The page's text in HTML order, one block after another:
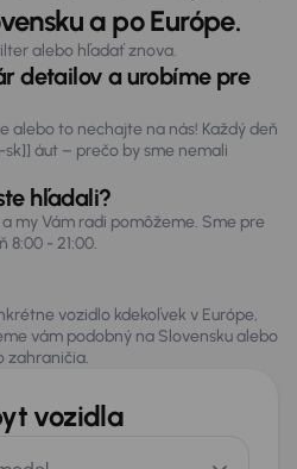
a po Európe.
alebo hľadať znova.
detailov a urobíme pre
alebo to nechajte na nás! Každý deň
áut – prečo by sme nemali
hľadali?
my Vám radi pomôžeme. Sme pre
8:00 - 21:00.
vozidlo kdekoľvek v Európe,
vám podobný na Slovensku alebo
zahraničia.
vozidla